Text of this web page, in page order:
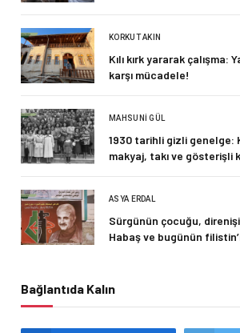
KORKUT AKIN
Kılı kırk yararak çalışma:
karşı mücadele!
MAHSUNI GÜL
1930 tarihli gizli genelge:
makyaj, takı ve gösterişli
ASYA ERDAL
Sürgünün çocuğu,
Habaş ve bugünün
Bağlantıda Kalın